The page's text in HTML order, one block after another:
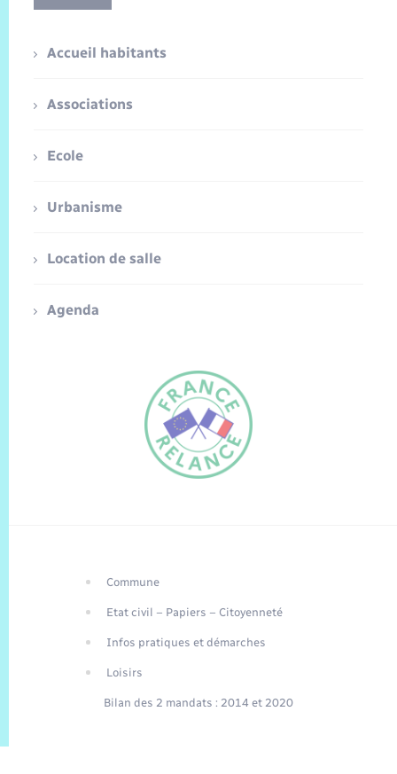
Traduction du
EN
Accueil habitants
Associations
Ecole
Urbanisme
Location de salle
Agenda
Commune
Etat civil – Papiers – Citoyenneté
Infos pratiques et démarches
Loisirs
Bilan des 2 mandats : 2014 et 2020